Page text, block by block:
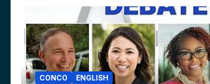
CONCO ENGLISH